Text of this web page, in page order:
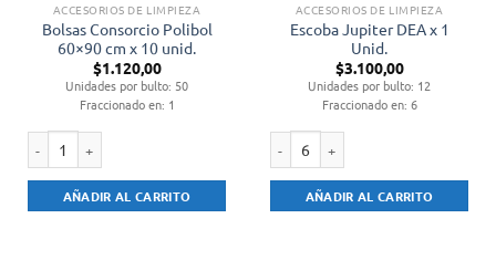
ACCESORIOS DE LIMPIEZA
Bolsas Consorcio Polibol
60×90 cm x 10 unid.
$1.120,00
Unidades por bulto: 50
Fraccionado en: 1
AÑADIR AL CARRITO
ACCESORIOS DE LIMPIEZA
Escoba Jupiter DEA x 1
Unid.
$3.100,00
Unidades por bulto: 12
Fraccionado en: 6
AÑADIR AL CARRITO